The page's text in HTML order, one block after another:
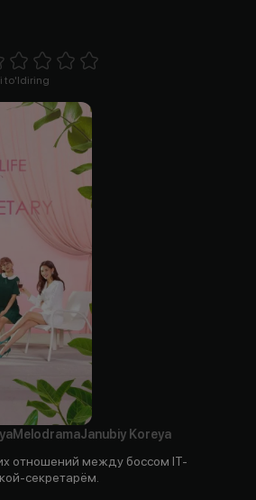
7 Stars8 Stars
to'ldiring
MelodramaJanubiy Koreya
отношений между боссом IT-
секретарём.